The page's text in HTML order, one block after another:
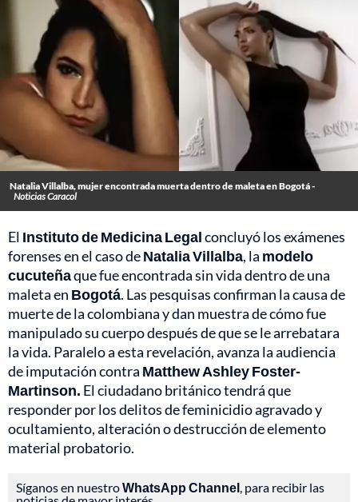
Natalia Villalba, mujer encontrada muerta dentro de maleta en Bogotá -
Noticias Caracol
El Instituto de Medicina Legalconcluyó los exámenes
forenses en el caso deNatalia Villalba, la modelo
cucuteñaque fue encontrada sin vida dentro de una
maleta en Bogotá. Las pesquisas confirman la causa de
muerte de la colombiana y dan muestra de cómo fue
manipulado su cuerpo después de que se le arrebatara
la vida. Paralelo a esta revelación, avanza la audiencia
de imputación contra Matthew Ashley Foster-
Martinson. El ciudadano británico tendrá que
responder por los delitos de feminicidio agravado y
ocultamiento, alteración o destrucción de elemento
material probatorio.
Síganos en nuestroWhatsApp Channel, para recibir las